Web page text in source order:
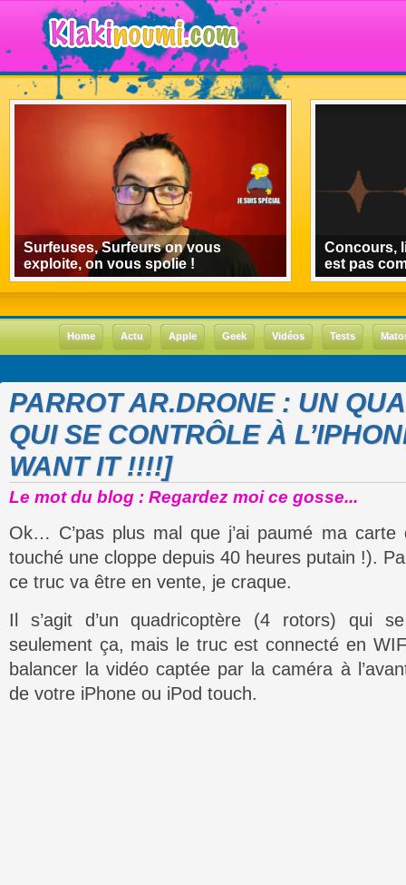
Surfeuses, Surfeurs on vous
exploite, on vous spolie !
Concours,
est pas
Home Actu Apple Geek Vidéos Tests
PARROT AR.DRONE : UN
QUI SE CONTRÔLE À
WANT IT !!!!]
Le mot du blog : Regardez moi ce gosse...
Ok… C’pas plus mal que j’ai paumé ma carte
touché une cloppe depuis 40 heures putain !).
ce truc va être en vente, je craque.
Il s’agit d’un quadricoptère (4 rotors) qui
seulement ça, mais le truc est connecté en
balancer la vidéo captée par la caméra à
de votre iPhone ou iPod touch.